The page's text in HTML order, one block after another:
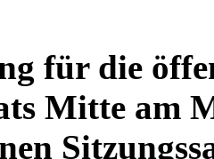
für die
Mitte am